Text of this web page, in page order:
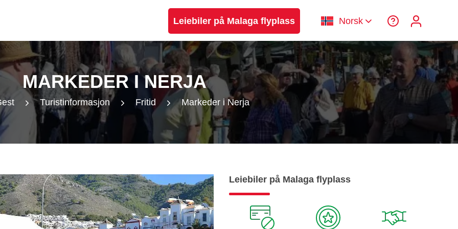
Leiebiler på Malaga flyplass Norsk
MARKEDER I NERJA
Turistinformasjon Fritid Markeder i Nerja
Leiebiler på Malaga flyplass